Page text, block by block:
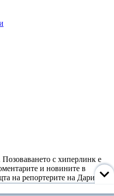
с хиперлинк е
и новините в
на репортерите на Дарик
радиото. Снимки: Дарик